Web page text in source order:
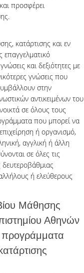
προσφέρει
κατάρτισης και εν
και δεξιότητες με
γνώσεις που
στην
αντικειμένων του
σε όλους τους
που μπορεί να
ή οργανισμό,
αγγλική ή άλλη
σε όλες τις
ή ελεύθερους
Μάθησης
Αθηνών
προγράμματα